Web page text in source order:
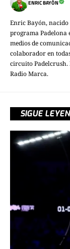
ENRIC BAYÓN
Enric Bayón,
programa Padelona
medios de
colaborador en
circuito Padelcrush.
Radio Marca.
SIGUE